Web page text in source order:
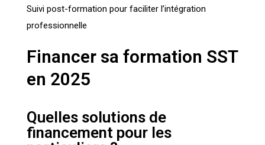
Suivi post-formation pour faciliter l’intégration
professionnelle
Financer sa formation SST
en 2025
Quelles solutions de
financement pour les